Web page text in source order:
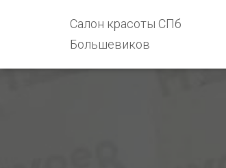
Салон красоты СПб
Большевиков